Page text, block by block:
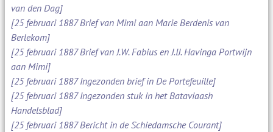
van den Dag]
[25 februari 1887 Brief van Mimi aan Marie Berdenis van
Berlekom]
[25 februari 1887 Brief van J.W. Fabius en J.IJ. Havinga Portwijn
aan Mimi]
[25 februari 1887 Ingezonden brief in De Portefeuille]
[25 februari 1887 Ingezonden stuk in het Bataviaash
Handelsblad]
[25 februari 1887 Bericht in de Schiedamsche Courant]